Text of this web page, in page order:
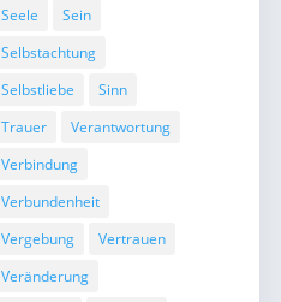
Seele
Sein
Selbstachtung
Selbstliebe
Sinn
Trauer
Verantwortung
Verbindung
Verbundenheit
Vergebung
Vertrauen
Veränderung